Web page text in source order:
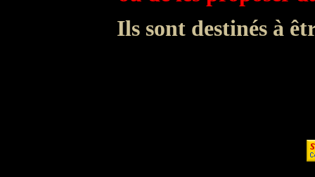
Ils sont destinés à